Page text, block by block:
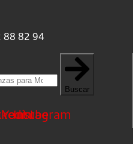
88 82 94
Buscar
Youtube
Instagram